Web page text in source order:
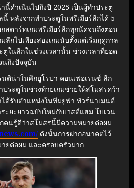
นี้ดำเนินไปถึงปี 2025 เป็นผู้ทำประตู
หลังจากทำประตูในพรีเมียร์ลีกได้ 5
กสตาร์ทเกมพรีเมียร์ลีกทุกนัดจนถึงตอน
กไปเพียงสองเกมนับตั้งแต่เริ่มฤดูกาล
ตูในลีกในช่วงเวลานั้น ช่วงเวลาที่ยอด
นถึงปัจจุบัน
ติน่าในศึกยูโรปา คอนเฟอเรนซ์ ลีก
ประตูในช่วงท้ายเกมช่วยให้สโมสรคว้า
ด้รับตำแหน่งในทีมยูฟ่า ทัวร์นาเมนต์
ยะยาวฉบับใหม่กับเวสต์แฮม โบเวน
คนรู้ดีว่าสโมสรนี้มีความหมายต่อผม
ดังนั้นการฝากอนาคตไว้
ยต่อผม และครอบครัวมาก